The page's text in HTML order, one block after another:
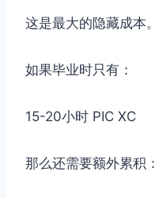
这是最大的隐藏成本。
如果毕业时只有：
15-20小时 PIC XC
那么还需要额外累积：